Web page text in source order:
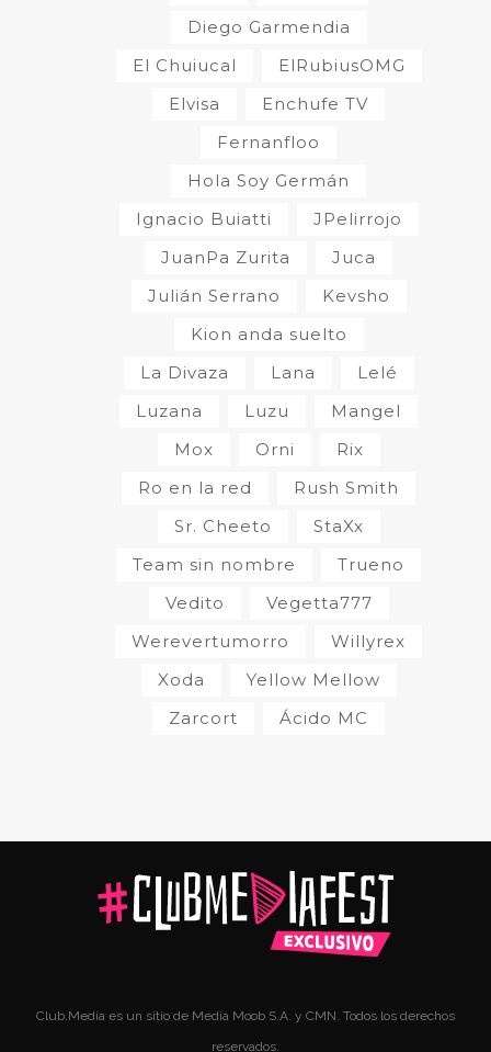
Diego Garmendia
El Chuiucal
ElRubiusOMG
Elvisa
Enchufe TV
Fernanfloo
Hola Soy Germán
Ignacio Buiatti
JPelirrojo
JuanPa Zurita
Juca
Julián Serrano
Kevsho
Kion anda suelto
La Divaza
Lana
Lelé
Luzana
Luzu
Mangel
Mox
Orni
Rix
Ro en la red
Rush Smith
Sr. Cheeto
StaXx
Team sin nombre
Trueno
Vedito
Vegetta777
Werevertumorro
Willyrex
Xoda
Yellow Mellow
Zarcort
Ácido MC
Club.Media es un sitio de Media Moob S.A. y CMN. Todos los derechos
reservados.